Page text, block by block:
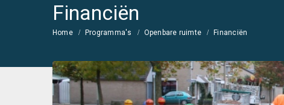
Financiën
Home Programma's Openbare ruimte Financiën